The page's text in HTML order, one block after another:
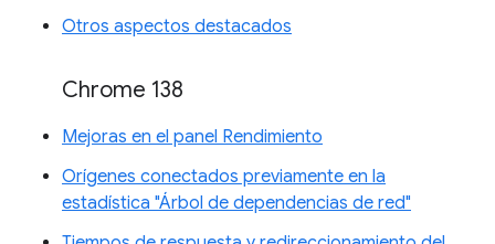
Otros aspectos destacados
Chrome 138
Mejoras en el panel Rendimiento
Orígenes conectados previamente en la
estadística "Árbol de dependencias de red"